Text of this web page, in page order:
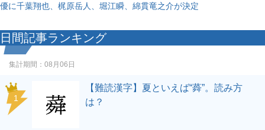
優に千葉翔也、梶原岳人、堀江瞬、綿貫竜之介が決定
日間記事ランキング
集計期間： 08月06日
1
【難読漢字】夏といえば“蕣”。読み方
は？